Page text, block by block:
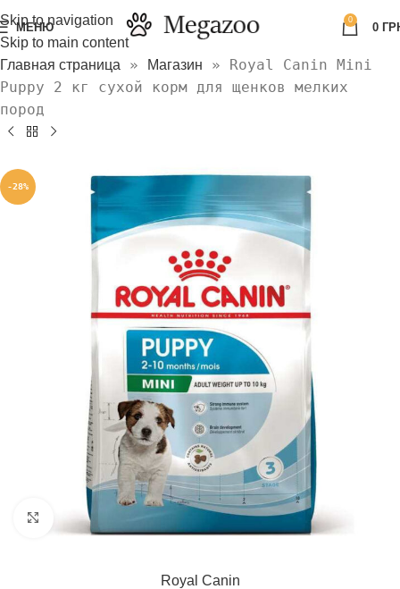
Skip to navigation
Skip to main content
МЕНЮ
0
0
Главная страница » Магазин » Royal Canin Mini
Puppy 2 кг сухой корм для щенков мелких
пород
-28%
Нажмите, чтобы увеличить
Royal Canin